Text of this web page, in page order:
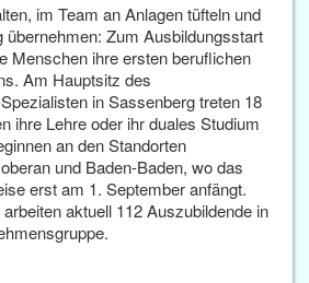
im Team an Anlagen tüfteln und
übernehmen: Zum Ausbildungsstart
Menschen ihre ersten beruflichen
Am Hauptsitz des
in Sassenberg treten 18
ihre Lehre oder ihr duales Studium
an den Standorten
und Baden-Baden, wo das
erst am 1. September anfängt.
aktuell 112 Auszubildende in